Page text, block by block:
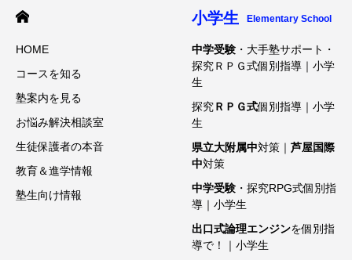
HOME
コースを知る
塾案内を見る
お悩み解決相談室
生徒保護者の本音
教育＆進学情報
塾生向け情報
小学生 Elementary School
中学受験 ・大手塾サポート・
探究ＲＰＧ式個別指導｜小学
生
探究ＲＰＧ式個別指導｜小学
生
県立大附属中対策｜ 芦屋国際
中対策
中学受験 ・探究RPG式個別指
導｜小学生
出口式論理エンジンを個別指
導で！｜小学生